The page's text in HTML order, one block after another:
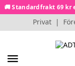
🚚 Standardfrakt 69 kr
Privat |
menu